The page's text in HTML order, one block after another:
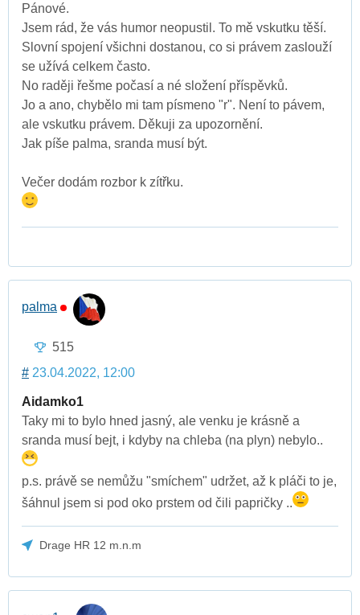
Pánové.
Jsem rád, že vás humor neopustil. To mě vskutku těší.
Slovní spojení všichni dostanou, co si právem zaslouží
se užívá celkem často.
No raději řešme počasí a né složení příspěvků.
Jo a ano, chybělo mi tam písmeno "r". Není to pávem,
ale vskutku právem. Děkuji za upozornění.
Jak píše palma, sranda musí být.
Večer dodám rozbor k zítřku.
palma
515
# 23.04.2022, 12:00
Aidamko1
Taky mi to bylo hned jasný, ale venku je krásně a
sranda musí bejt, i kdyby na chleba (na plyn) nebylo..
p.s. právě se nemůžu "smíchem" udržet, až k pláči to je,
šáhnul jsem si pod oko prstem od čili papričky ..
Drage HR 12 m.n.m